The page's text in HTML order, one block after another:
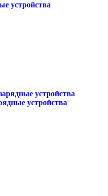
устройства
устройства